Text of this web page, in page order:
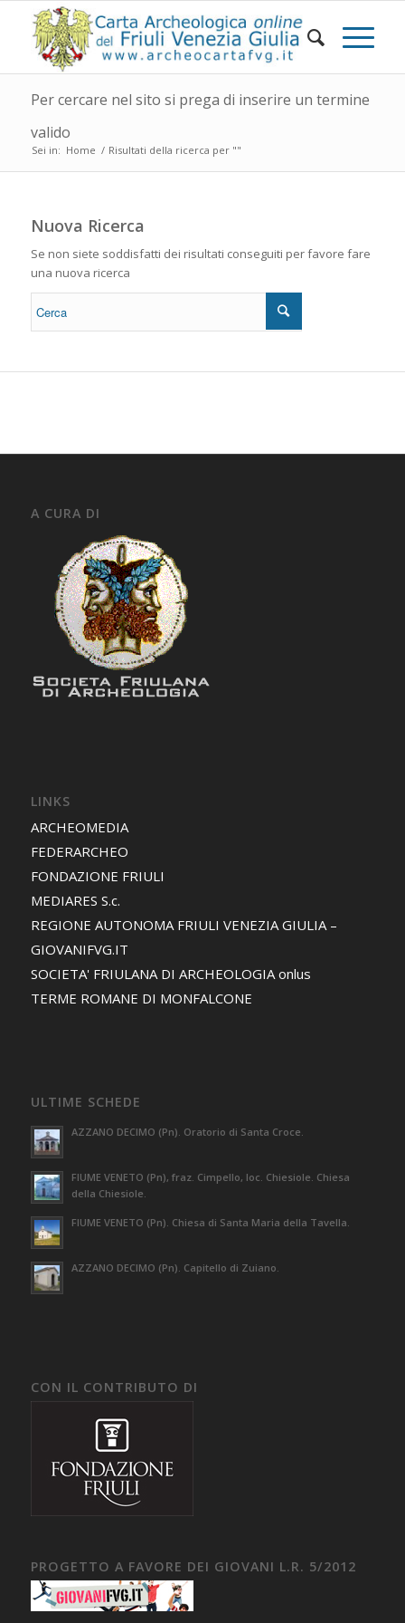
Per cercare nel sito si prega di inserire un termine
valido
Sei in: Home / Risultati della ricerca per ""
Nuova Ricerca
Se non siete soddisfatti dei risultati conseguiti per favore fare
una nuova ricerca
A CURA DI
LINKS
ARCHEOMEDIA
FEDERARCHEO
FONDAZIONE FRIULI
MEDIARES S.c.
REGIONE AUTONOMA FRIULI VENEZIA GIULIA –
GIOVANIFVG.IT
SOCIETA' FRIULANA DI ARCHEOLOGIA onlus
TERME ROMANE DI MONFALCONE
ULTIME SCHEDE
AZZANO DECIMO (Pn). Oratorio di Santa Croce.
FIUME VENETO (Pn), fraz. Cimpello, loc. Chiesiole. Chiesa
della Chiesiole.
FIUME VENETO (Pn). Chiesa di Santa Maria della Tavella.
AZZANO DECIMO (Pn). Capitello di Zuiano.
CON IL CONTRIBUTO DI
PROGETTO A FAVORE DEI GIOVANI L.R. 5/2012